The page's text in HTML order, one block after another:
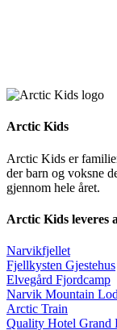
Arctic Kids
Arctic Kids er
der barn og voksne
gjennom hele året.
Arctic Kids leveres
Narvikfjellet
Fjellkysten Gjestehus
Elvegård Fjordcamp
Narvik Mountain
Arctic Train
Quality Hotel Grand